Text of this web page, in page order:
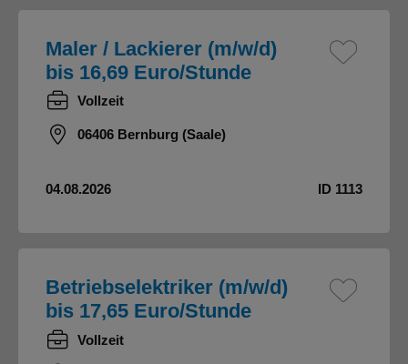
Maler / Lackierer (m/w/d)
bis 16,69 Euro/Stunde
Vollzeit
06406 Bernburg (Saale)
04.08.2026 ID 1113
Betriebselektriker (m/w/d)
bis 17,65 Euro/Stunde
Vollzeit